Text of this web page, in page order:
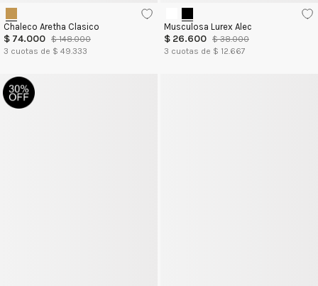
Chaleco Aretha Clasico
$ 74.000 $ 148.000
3 cuotas de $ 49.333
Musculosa Lurex Alec
$ 26.600 $ 38.000
3 cuotas de $ 12.667